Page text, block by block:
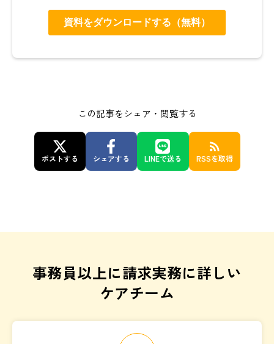
この記事をシェア・閲覧する
ポストする シェアする LINEで送る
rss_feed
RSSを取得
事務員以上に請求実務に詳しい
ケアチーム